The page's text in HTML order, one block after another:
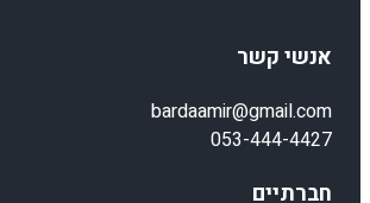
אנשי קשר
bardaamir@gmail.com
053-444-4427
חברתיים